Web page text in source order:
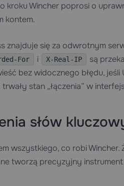
kroku Wincher poprosi o
kontem.
znajduje się za odwrotnym
For i X-Real-IP
są
bez widocznego błędu, jeśli
stan „łączenia” w
słów
wszystkiego, co robi Wincher.
tworzą precyzyjny